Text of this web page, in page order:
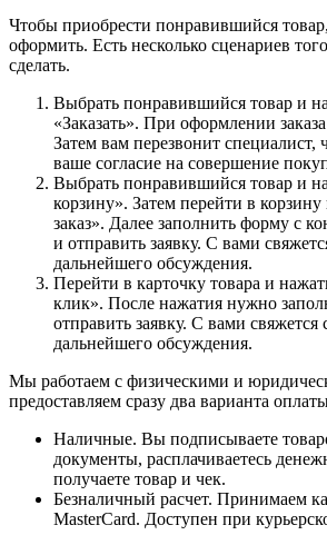
Чтобы приобрести понравившийся
оформить. Есть несколько сценариев
сделать.
Выбрать понравившийся товар и
«Заказать». При оформлении
Затем вам перезвонит специалист,
ваше согласие на совершение
Выбрать понравившийся товар и
корзину». Затем перейти в
заказ». Далее заполнить форму с
и отправить заявку. С вами
дальнейшего обсуждения.
Перейти в карточку товара и
клик». После нажатия нужно
отправить заявку. С вами свяжется
дальнейшего обсуждения.
Мы работаем с физическими и
предоставляем сразу два варианта
Наличные. Вы подписываете
документы, расплачиваетесь
получаете товар и чек.
Безналичный расчет. Принимаем
MasterCard. Доступен при